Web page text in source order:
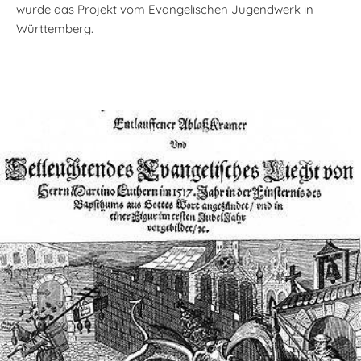
wurde das Projekt vom Evangelischen Jugendwerk in
Württemberg.